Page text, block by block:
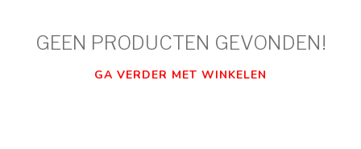
GEEN PRODUCTEN GEVONDEN!
GA VERDER MET WINKELEN